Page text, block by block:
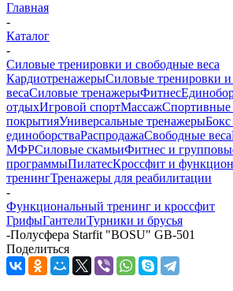
Главная
-
Каталог
-
Силовые тренировки и свободные веса
КардиотренажерыСиловые тренировки
весаСиловые тренажерыФитнес
отдыхИгровой спортМассажСпортивные
покрытияУниверсальные тренажерыБокс
единоборстваРаспродажаСвободные веса
МФРСиловые скамьиФитнес и
программыПилатесКроссфит и
тренингТренажеры для реабилитации
-
Функциональный тренинг и кроссфит
ГрифыГантелиТурники и брусья
-Полусфера Starfit "BOSU" GB-501
Поделиться